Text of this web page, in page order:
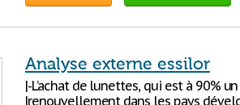
Analyse externe essilor
|-L’achat de lunettes, qui est à 90%
|renouvellement dans les pays